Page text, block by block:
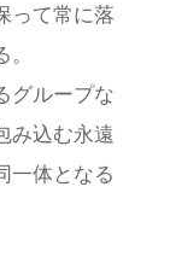
って常に落
グループな
み込む永遠
一体となる